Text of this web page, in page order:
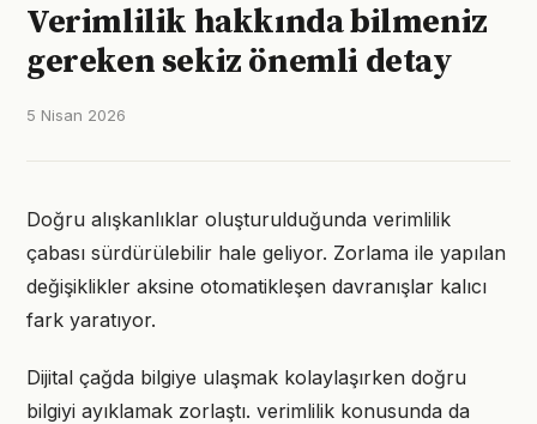
Verimlilik hakkında bilmeniz
gereken sekiz önemli detay
5 Nisan 2026
Doğru alışkanlıklar oluşturulduğunda verimlilik
çabası sürdürülebilir hale geliyor. Zorlama ile yapılan
değişiklikler aksine otomatikleşen davranışlar kalıcı
fark yaratıyor.
Dijital çağda bilgiye ulaşmak kolaylaşırken doğru
bilgiyi ayıklamak zorlaştı. verimlilik konusunda da